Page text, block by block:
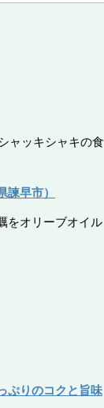
ャッキシャキの食
早市）
をオリーブオイル
ぷりのコクと旨味